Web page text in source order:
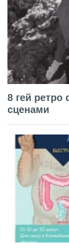
8 гей
сценами